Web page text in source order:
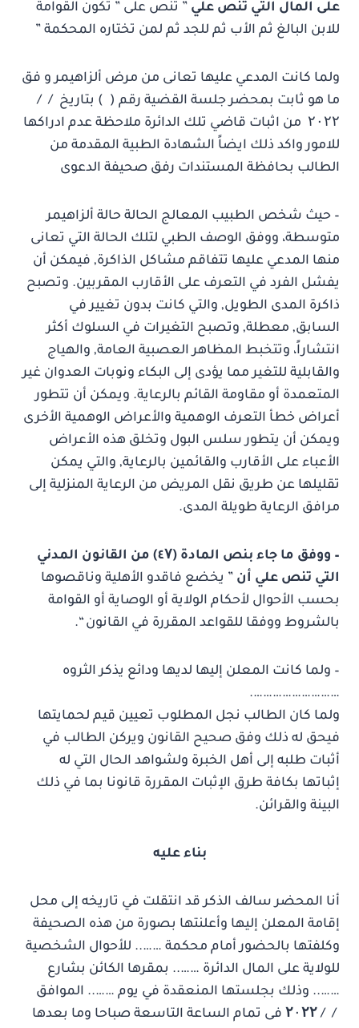
على المال التي تنص علي ” تنص على ” تكون القوامة
للابن البالغ ثم الأب ثم للجد ثم لمن تختاره المحكمة ”
ولما كانت المدعي عليها تعانى من مرض ألزاهيمر و فق
ما هو ثابت بمحضر جلسة القضية رقم ( ) بتاريخ / /
۲۰۲۲ من اثبات قاضي تلك الدائرة ملاحظة عدم ادراكها
للامور واكد ذلك ايضاً الشهادة الطبية المقدمة من
الطالب بحافظة المستندات رفق صحيفة الدعوى
– حيث شخص الطبيب المعالج الحالة حالة ألزاهيمر
متوسطة، ووفق الوصف الطبي لتلك الحالة التي تعانى
منها المدعي عليها تتفاقم مشاكل الذاكرة, فيمكن أن
يفشل الفرد في التعرف على الأقارب المقربين. وتصبح
ذاكرة المدى الطويل, والتي كانت بدون تغيير في
السابق, معطلة, وتصبح التغيرات في السلوك أكثر
انتشاراً، وتتخبط المظاهر العصبية العامة, والهياج
والقابلية للتغير مما يؤدى إلى البكاء ونوبات العدوان غير
المتعمدة أو مقاومة القائم بالرعاية. ويمكن أن تتطور
أعراض خطأ التعرف الوهمية والأعراض الوهمية الأخرى
ويمكن أن يتطور سلس البول وتخلق هذه الأعراض
الأعباء على الأقارب والقائمين بالرعاية, والتي يمكن
تقليلها عن طريق نقل المريض من الرعاية المنزلية إلى
مرافق الرعاية طويلة المدى.
– ووفق ما جاء بنص المادة (٤۷) من القانون المدني
التي تنص علي أن ” يخضع فاقدو الأهلية وناقصوها
بحسب الأحوال لأحكام الولاية أو الوصاية أو القوامة
بالشروط ووفقا للقواعد المقررة في القانون “.
– ولما كانت المعلن إليها لديها ودائع يذكر الثروه
……………………….
ولما كان الطالب نجل المطلوب تعيين قيم لحمايتها
فيحق له ذلك وفق صحيح القانون ويركن الطالب في
أثبات طلبه إلى أهل الخبرة ولشواهد الحال التي له
إثباتها بكافة طرق الإثبات المقررة قانونا بما في ذلك
البينة والقرائن.
بناء عليه
أنا المحضر سالف الذكر قد انتقلت في تاريخه إلى محل
إقامة المعلن إليها وأعلنتها بصورة من هذه الصحيفة
وكلفتها بالحضور أمام محكمة …….. للأحوال الشخصية
للولاية على المال الدائرة …….. بمقرها الكائن بشارع
…….. وذلك بجلستها المنعقدة في يوم …….. الموافق
/ /
۲ ۰ ۲۲
فى تمام الساعة التاسعة صباحا وما بعدها